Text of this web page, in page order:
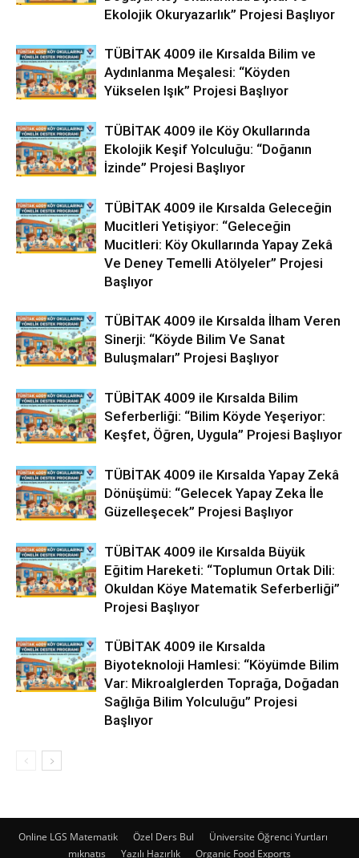
Ekolojik Okuryazarlık” Projesi Başlıyor
TÜBİTAK 4009 ile Kırsalda Bilim ve
Aydınlanma Meşalesi: “Köyden
Yükselen Işık” Projesi Başlıyor
TÜBİTAK 4009 ile Köy Okullarında
Ekolojik Keşif Yolculuğu: “Doğanın
İzinde” Projesi Başlıyor
TÜBİTAK 4009 ile Kırsalda Geleceğin
Mucitleri Yetişiyor: “Geleceğin
Mucitleri: Köy Okullarında Yapay Zekâ
Ve Deney Temelli Atölyeler” Projesi
Başlıyor
TÜBİTAK 4009 ile Kırsalda İlham Veren
Sinerji: “Köyde Bilim Ve Sanat
Buluşmaları” Projesi Başlıyor
TÜBİTAK 4009 ile Kırsalda Bilim
Seferberliği: “Bilim Köyde Yeşeriyor:
Keşfet, Öğren, Uygula” Projesi Başlıyor
TÜBİTAK 4009 ile Kırsalda Yapay Zekâ
Dönüşümü: “Gelecek Yapay Zeka İle
Güzelleşecek” Projesi Başlıyor
TÜBİTAK 4009 ile Kırsalda Büyük
Eğitim Hareketi: “Toplumun Ortak Dili:
Okuldan Köye Matematik Seferberliği”
Projesi Başlıyor
TÜBİTAK 4009 ile Kırsalda
Biyoteknoloji Hamlesi: “Köyümde Bilim
Var: Mikroalglerden Toprağa, Doğadan
Sağlığa Bilim Yolculuğu” Projesi
Başlıyor
Online LGS Matematik Özel Ders Bul
Üniversite Öğrenci Yurtları
mıknatıs
Yazılı Hazırlık Organic Food Exports